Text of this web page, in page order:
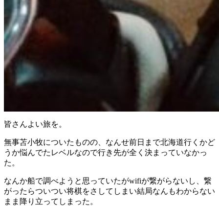
皆さんよい旅を。
無事苫小牧についたものの、なんせ前日まで北海道行くかど
うか悩んでたレベルなので行き先が全く決まっていなかっ
た。
なんか船で調べようと思っていたがwifiが繋がらないし、繋
がったらついつい将棋をさしてしまい結局なんもわからない
まま降り立ってしまった。